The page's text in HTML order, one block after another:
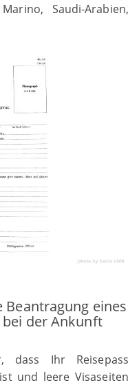
Saudi-Arabien,
eines
der Ankunft
dass Ihr Reisepass
und leere Visaseiten